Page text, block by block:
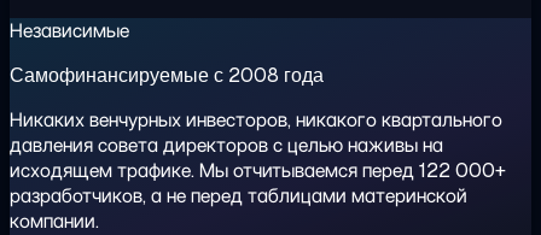
Независимые
Самофинансируемые с 2008 года
Никаких венчурных инвесторов, никакого квартального
давления совета директоров с целью наживы на
исходящем трафике. Мы отчитываемся перед 122 000+
разработчиков, а не перед таблицами материнской
компании.